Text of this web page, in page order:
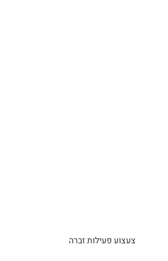
צעצוע פעילות זברה